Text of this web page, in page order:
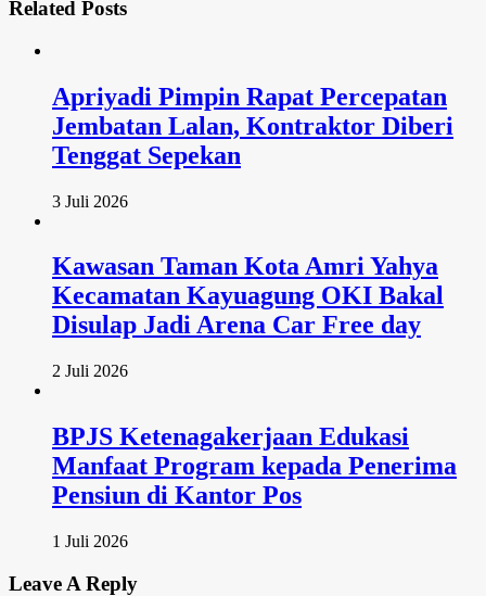
Related Posts
Apriyadi Pimpin Rapat Percepatan
Jembatan Lalan, Kontraktor Diberi
Tenggat Sepekan
3 Juli 2026
Kawasan Taman Kota Amri Yahya
Kecamatan Kayuagung OKI Bakal
Disulap Jadi Arena Car Free day
2 Juli 2026
BPJS Ketenagakerjaan Edukasi
Manfaat Program kepada Penerima
Pensiun di Kantor Pos
1 Juli 2026
Leave A Reply